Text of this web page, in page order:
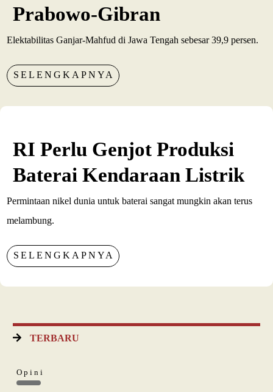
Prabowo-Gibran
Elektabilitas Ganjar-Mahfud di Jawa Tengah sebesar 39,9 persen.
SELENGKAPNYA
RI Perlu Genjot Produksi
Baterai Kendaraan Listrik
Permintaan nikel dunia untuk baterai sangat mungkin akan terus
melambung.
SELENGKAPNYA
TERBARU
Opini